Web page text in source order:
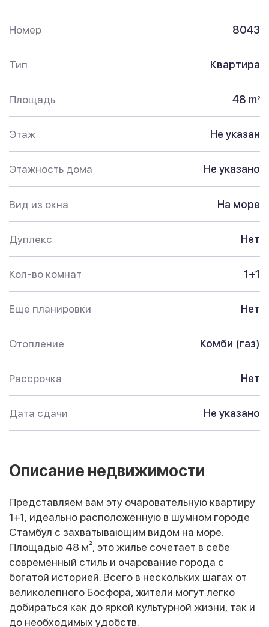
Номер 8043
Тип Квартира
Площадь 48 m2
Этаж Не указан
Этажность дома Не указано
Вид из окна На море
Дуплекс Нет
Кол-во комнат 1+1
Еще планировки Нет
Отопление Комби (газ)
Рассрочка Нет
Дата сдачи Не указано
Описание недвижимости
Представляем вам эту очаровательную квартиру
1+1, идеально расположенную в шумном городе
Стамбул с захватывающим видом на море.
Площадью 48 м², это жилье сочетает в себе
современный стиль и очарование города с
богатой историей. Всего в нескольких шагах от
великолепного Босфора, жители могут легко
добираться как до яркой культурной жизни, так и
до необходимых удобств.